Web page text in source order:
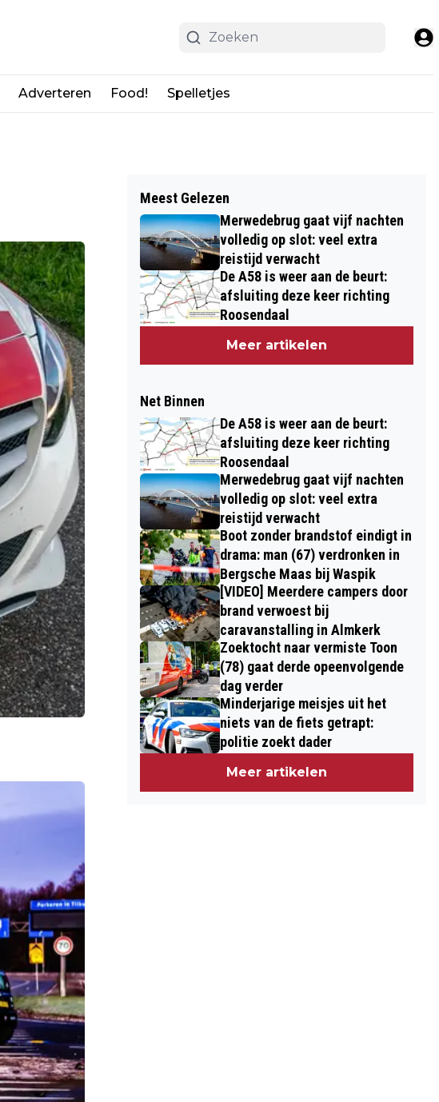
Adverteren Food! Spelletjes
Meest Gelezen
Merwedebrug gaat vijf nachten
volledig op slot: veel extra
reistijd verwacht
De A58 is weer aan de beurt:
afsluiting deze keer richting
Roosendaal
Meer artikelen
Net Binnen
De A58 is weer aan de beurt:
afsluiting deze keer richting
Roosendaal
Merwedebrug gaat vijf nachten
volledig op slot: veel extra
reistijd verwacht
Boot zonder brandstof eindigt in
drama: man (67) verdronken in
Bergsche Maas bij Waspik
[VIDEO] Meerdere campers door
brand verwoest bij
caravanstalling in Almkerk
Zoektocht naar vermiste Toon
(78) gaat derde opeenvolgende
dag verder
Minderjarige meisjes uit het
niets van de fiets getrapt:
politie zoekt dader
Meer artikelen